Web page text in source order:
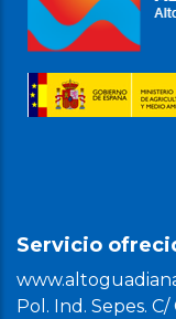
Servicio
Pol. Ind. Sepes.